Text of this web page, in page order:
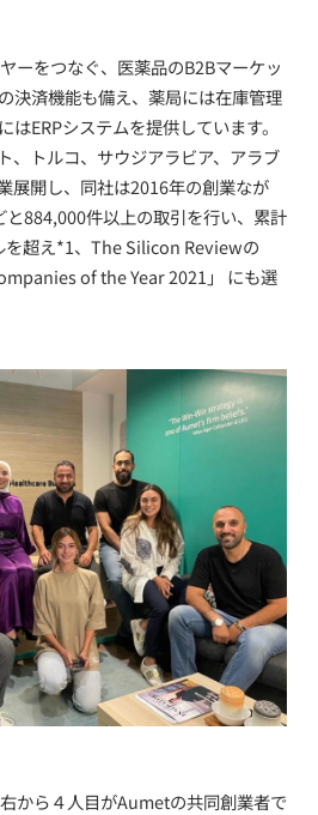
ーをつなぐ、医薬品のB2Bマーケッ
決済機能も備え、薬局には在庫管理
はERPシステムを提供しています。
、トルコ、サウジアラビア、アラブ
展開し、同社は2016年の創業なが
と884,000件以上の取引を行い、累計
を超え*1、 The Silicon Reviewの
of the Year 2021 」
にも選
から４人目がAumetの共同創業者で